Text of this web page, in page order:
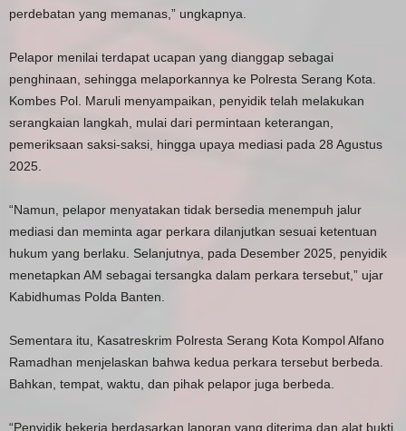
perdebatan yang memanas,” ungkapnya.
Pelapor menilai terdapat ucapan yang dianggap sebagai
penghinaan, sehingga melaporkannya ke Polresta Serang Kota.
Kombes Pol. Maruli menyampaikan, penyidik telah melakukan
serangkaian langkah, mulai dari permintaan keterangan,
pemeriksaan saksi-saksi, hingga upaya mediasi pada 28 Agustus
2025.
“Namun, pelapor menyatakan tidak bersedia menempuh jalur
mediasi dan meminta agar perkara dilanjutkan sesuai ketentuan
hukum yang berlaku. Selanjutnya, pada Desember 2025, penyidik
menetapkan AM sebagai tersangka dalam perkara tersebut,” ujar
Kabidhumas Polda Banten.
Sementara itu, Kasatreskrim Polresta Serang Kota Kompol Alfano
Ramadhan menjelaskan bahwa kedua perkara tersebut berbeda.
Bahkan, tempat, waktu, dan pihak pelapor juga berbeda.
“Penyidik bekerja berdasarkan laporan yang diterima dan alat bukti